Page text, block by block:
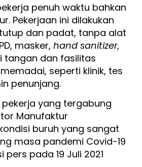
penuh waktu bahkan
Pekerjaan ini dilakukan
dan padat, tanpa alat
masker, hand sanitizer,
tangan dan fasilitas
seperti klinik, tes
penunjang.
yang tergabung
Manufaktur
buruh yang sangat
masa pandemi Covid-19
pada 19 Juli 2021